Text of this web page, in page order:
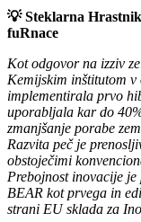
💡 Steklarna
fuRnace
Kot odgovor na izziv
Kemijskim inštitutom
implementirala prvo
uporabljala kar do
zmanjšanje porabe
Razvita peč je
obstoječimi
Prebojnost inovacije
BEAR kot prvega in
strani EU sklada za